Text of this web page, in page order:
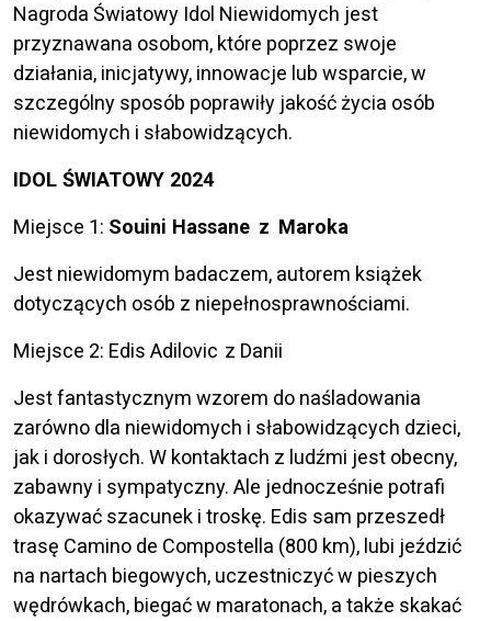
Nagroda Światowy Idol Niewidomych jest
przyznawana osobom, które poprzez swoje
działania, inicjatywy, innowacje lub wsparcie, w
szczególny sposób poprawiły jakość życia osób
niewidomych i słabowidzących.
IDOL ŚWIATOWY 2024
Miejsce 1: Souini Hassane z Maroka
Jest niewidomym badaczem, autorem książek
dotyczących osób z niepełnosprawnościami.
Miejsce 2: Edis Adilovic z Danii
Jest fantastycznym wzorem do naśladowania
zarówno dla niewidomych i słabowidzących dzieci,
jak i dorosłych. W kontaktach z ludźmi jest obecny,
zabawny i sympatyczny. Ale jednocześnie potrafi
okazywać szacunek i troskę. Edis sam przeszedł
trasę Camino de Compostella (800 km), lubi jeździć
na nartach biegowych, uczestniczyć w pieszych
wędrówkach, biegać w maratonach, a także skakać